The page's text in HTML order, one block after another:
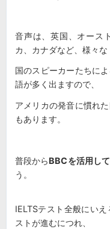
音声は、英国、オース
カ、カナダなど、様々な
国のスピーカーたちに
語が多く出ますので、
アメリカの発音に慣れ
もあります。
普段からBBCを活用し
う。
IELTSテスト全般にい
ストが進むにつれ、